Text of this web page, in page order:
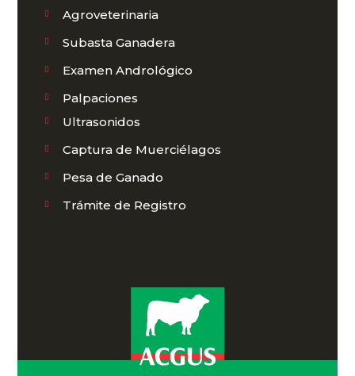
Agroveterinaria
Subasta Ganadera
Examen Andrológico
Palpaciones
Ultrasonidos
Captura de Muerciélagos
Pesa de Ganado
Trámite de Registro